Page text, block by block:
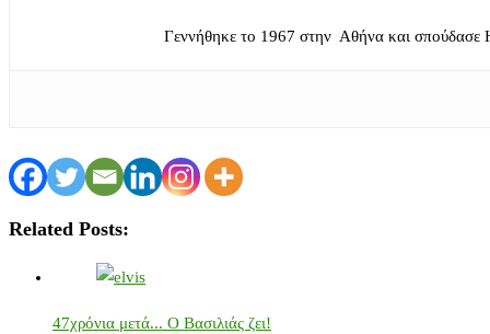
Γεννήθηκε το 1967 στην Αθήνα και σπούδασε
Related Posts:
47χρόνια μετά... Ο Βασιλιάς ζει!